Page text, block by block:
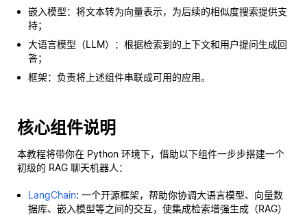
嵌入模型：将文本转为向量表示，为后续的相似度搜索提供支
持；
大语言模型（LLM）：根据检索到的上下文和用户提问生成回
答；
框架：负责将上述组件串联成可用的应用。
核心组件说明
本教程将带你在 Python 环境下，借助以下组件一步步搭建一个
初级的 RAG 聊天机器人：
LangChain: 一个开源框架，帮助你协调大语言模型、向量数
据库、嵌入模型等之间的交互，使集成检索增强生成（RAG）